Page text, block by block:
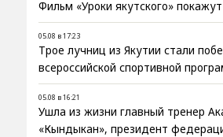
Фильм «Уроки якутского»
05.08 в 17:23
Трое лучниц из Якутии стали
всероссийской спортивной
05.08 в 16:21
Ушла из жизни главный тренер
«Кындыкан», президент